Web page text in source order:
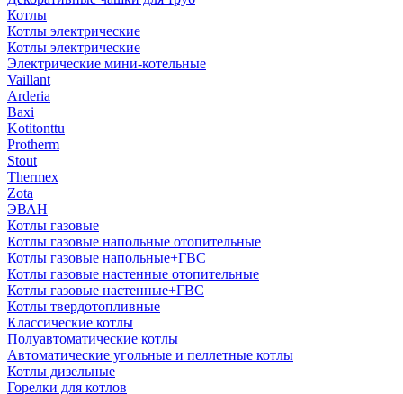
Котлы
Котлы электрические
Котлы электрические
Электрические мини-котельные
Vaillant
Arderia
Baxi
Kotitonttu
Protherm
Stout
Thermex
Zota
ЭВАН
Котлы газовые
Котлы газовые напольные отопительные
Котлы газовые напольные+ГВС
Котлы газовые настенные отопительные
Котлы газовые настенные+ГВС
Котлы твердотопливные
Классические котлы
Полуавтоматические котлы
Автоматические угольные и пеллетные котлы
Котлы дизельные
Горелки для котлов